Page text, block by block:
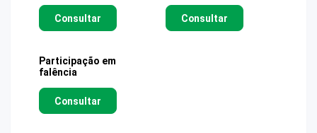
Consultar Consultar
Participação em
falência
Consultar